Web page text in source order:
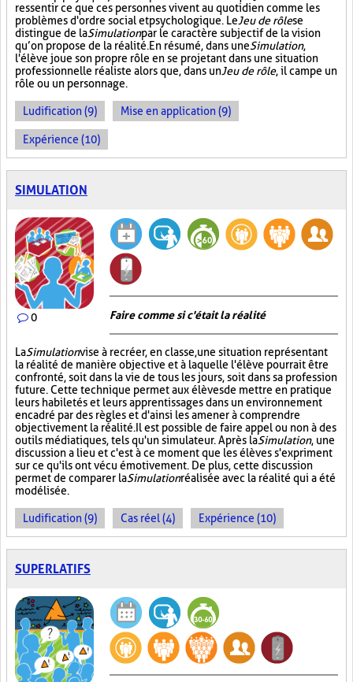
ressentir ce que ces personnes vivent au quotidien comme les
problèmes d'ordre social et psychologique. LeJeu de rôlese
distingue de laSimulationpar le caractère subjectif de la vision
qu’on propose de la réalité. En résumé, dans uneSimulation,
l'élève joue son propre rôle en se projetant dans une situation
professionnelle réaliste alors que, dans unJeu de rôle, il campe un
rôle ou un personnage.
Ludification (9) Mise en application (9)
Expérience (10)
SIMULATION
0 Faire comme si c'était la réalité
LaSimulationvise à recréer, en classe, une situation représentant
la réalité de manière objective et à laquelle l'élève pourrait être
confronté, soit dans la vie de tous les jours, soit dans sa profession
future. Cette technique permet aux élèves de mettre en pratique
leurs habiletés et leurs apprentissages dans un environnement
encadré par des règles et d'ainsi les amener à comprendre
objectivement la réalité. Il est possible de faire appel ou non à des
outils médiatiques, tels qu'un simulateur. Après laSimulation, une
discussion a lieu et c'est à ce moment que les élèves s'expriment
sur ce qu'ils ont vécu émotivement. De plus, cette discussion
permet de comparer laSimulationréalisée avec la réalité qui a été
modélisée.
Ludification (9) Cas réel (4) Expérience (10)
SUPERLATIFS